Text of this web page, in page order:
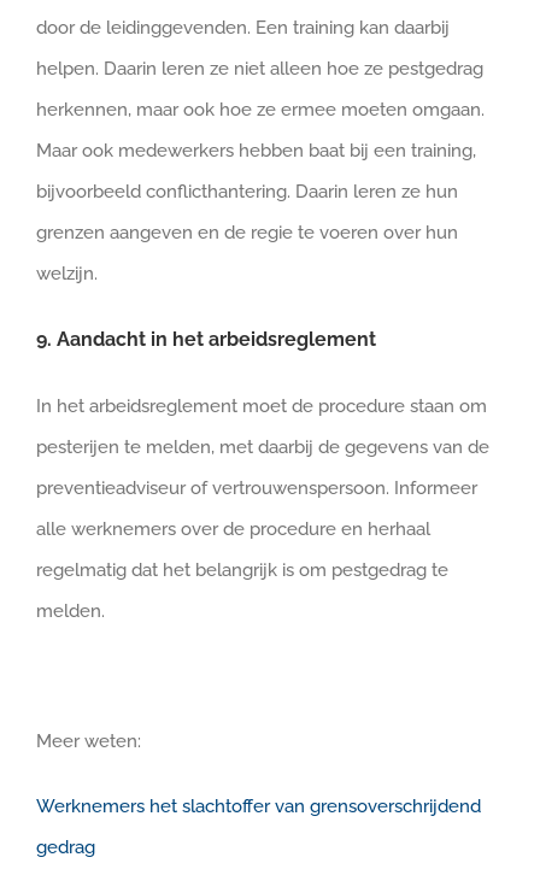
door de leidinggevenden. Een training kan daarbij
helpen. Daarin leren ze niet alleen hoe ze pestgedrag
herkennen, maar ook hoe ze ermee moeten omgaan.
Maar ook medewerkers hebben baat bij een training,
bijvoorbeeld conflicthantering. Daarin leren ze hun
grenzen aangeven en de regie te voeren over hun
welzijn.
9. Aandacht in het arbeidsreglement
In het arbeidsreglement moet de procedure staan om
pesterijen te melden, met daarbij de gegevens van de
preventieadviseur of vertrouwenspersoon. Informeer
alle werknemers over de procedure en herhaal
regelmatig dat het belangrijk is om pestgedrag te
melden.
Meer weten:
Werknemers het slachtoffer van grensoverschrijdend
gedrag